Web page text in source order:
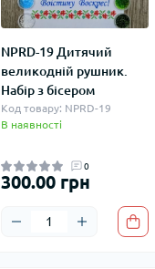
NPRD-19 Дитячий
великодній рушник.
Набір з бісером
Код товару: NPRD-19
В наявності
0
300.00 грн